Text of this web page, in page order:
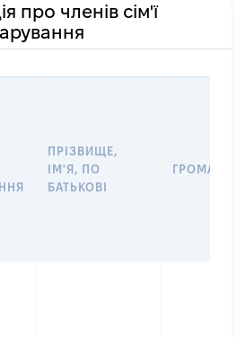
про членів сім'ї
ПРІЗВИЩЕ,
ІМ'Я, ПО
БАТЬКОВІ